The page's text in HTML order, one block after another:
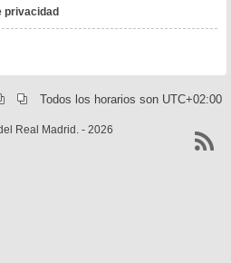
privacidad
Todos los horarios son UTC+02:00
Real Madrid. - 2026